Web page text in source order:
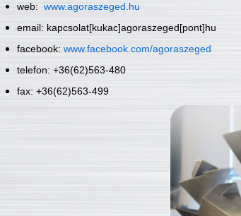
web: www.agoraszeged.hu
email: kapcsolat[kukac]agoraszeged[pont]hu
facebook: www.facebook.com/agoraszeged
telefon: +36(62)563-480
fax: +36(62)563-499